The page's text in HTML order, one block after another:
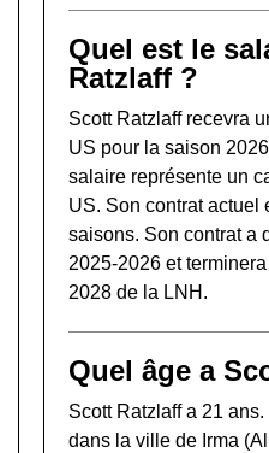
Quel est le
Ratzlaff ?
Scott Ratzlaff recevra
US pour la saison
salaire représente un
US. Son contrat actuel
saisons. Son contrat a
2025-2026 et
2028 de la LNH.
Quel âge a
Scott Ratzlaff a 21
dans la ville de Irma